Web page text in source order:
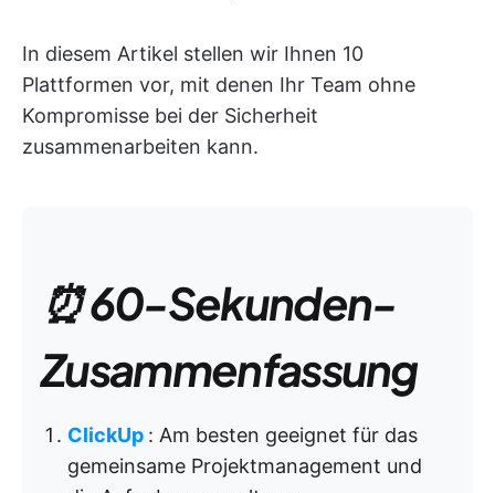
In diesem Artikel stellen wir Ihnen 10
Plattformen vor, mit denen Ihr Team ohne
Kompromisse bei der Sicherheit
zusammenarbeiten kann.
⏰ 60-Sekunden-
Zusammenfassung
ClickUp : Am besten geeignet für das
gemeinsame Projektmanagement und